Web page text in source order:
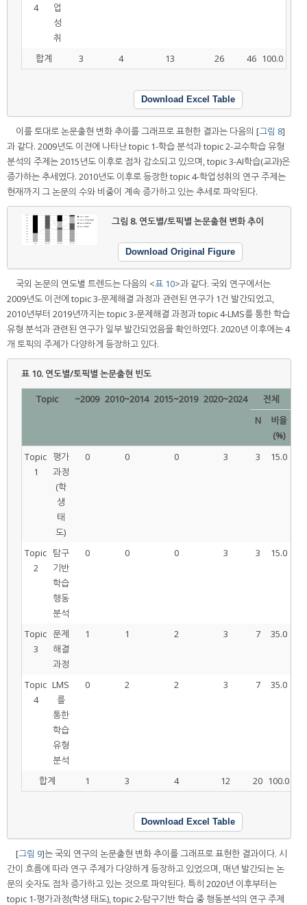
4
업
성
취
합계 3 4 13 26 46 100.0
Download Excel Table
이를 토대로 논문출현 변화 추이를 그래프로 표현한 결과는 다음의 [그림 8]
과 같다. 2009년도 이전에 나타난 topic 1-학습 분석과 topic 2-교수학습 유형
분석의 주제는 2015년도 이후로 점차 감소되고 있으며, topic 3-AI학습(교과)은
증가하는 추세였다. 2010년도 이후로 등장한 topic 4-학업성취의 연구 주제는
현재까지 그 논문의 수와 비중이 계속 증가하고 있는 추세로 파악된다.
그림 8. 연도별/토픽별 논문출현 변화 추이
Download Original Figure
국외 논문의 연도별 트렌드는 다음의 <표 10>과 같다. 국외 연구에서는
2009년도 이전에 topic 3-문제해결 과정과 관련된 연구가 1건 발간되었고,
2010년부터 2019년까지는 topic 3-문제해결 과정과 topic 4-LMS를 통한 학습
유형 분석과 관련된 연구가 일부 발간되었음을 확인하였다. 2020년 이후에는 4
개 토픽의 주제가 다양하게 등장하고 있다.
표 10. 연도별/토픽별 논문출현 빈도
Topic ~2009 2010~2014 2015~2019 2020~2024
전체
N
비율
(%)
Topic
1
평가
과정
(학
생
태
도)
0 0 0 3 3 15.0
Topic
2
탐구
기반
학습
행동
분석
0 0 0 3 3 15.0
Topic
3
문제
해결
과정
1 1 2 3 7 35.0
Topic
4
LMS
를
통한
학습
유형
분석
0 2 2 3 7 35.0
합계 1 3 4 12 20 100.0
Download Excel Table
[그림 9]는 국외 연구의 논문출현 변화 추이를 그래프로 표현한 결과이다. 시
간이 흐름에 따라 연구 주제가 다양하게 등장하고 있었으며, 매년 발간되는 논
문의 숫자도 점차 증가하고 있는 것으로 파악된다. 특히 2020년 이후부터는
topic 1-평가과정(학생 태도), topic 2-탐구기반 학습 중 행동분석의 연구 주제